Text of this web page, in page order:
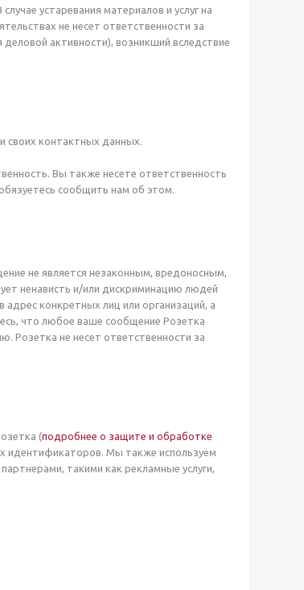
устаревания материалов и услуг на
не несет ответственности за
активности), возникший вследствие
своих контактных данных.
Вы также несете ответственность
сообщить нам об этом.
не является незаконным, вредоносным,
ненависть и/или дискриминацию людей
конкретных лиц или организаций, а
что любое ваше сообщение Розетка
Розетка не несет ответственности за
(подробнее о защите и обработке
идентификаторов. Мы также используем
такими как рекламные услуги,